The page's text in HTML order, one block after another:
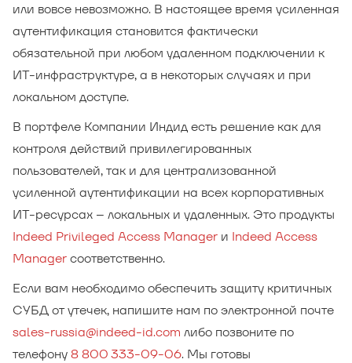
или вовсе невозможно. В настоящее время усиленная
аутентификация становится фактически
обязательной при любом удаленном подключении к
ИТ-инфраструктуре, а в некоторых случаях и при
локальном доступе.
В портфеле Компании Индид есть решение как для
контроля действий привилегированных
пользователей, так и для централизованной
усиленной аутентификации на всех корпоративных
ИТ-ресурсах – локальных и удаленных. Это продукты
Indeed Privileged Access Manager и Indeed Access
Managerсоответственно.
Если вам необходимо обеспечить защиту критичных
СУБД от утечек, напишите нам по электронной почте
sales-russia@indeed-id.com либо позвоните по
телефону8 800 333-09-06. Мы готовы